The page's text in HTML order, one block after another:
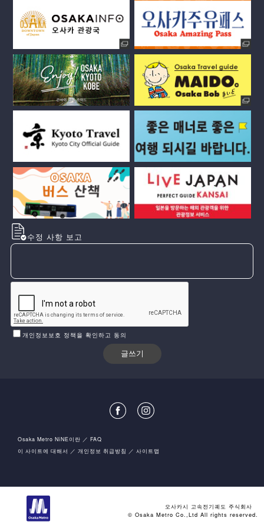
수정 사항 보고
개인정보보호 정책을 확인하고 동의
Osaka Metro NiNE이란
FAQ
이 사이트에 대해서
개인정보 취급방침 사이트맵
오사카시 고속전기궤도 주식회사
© Osaka Metro Co.,Ltd All rights reserved.